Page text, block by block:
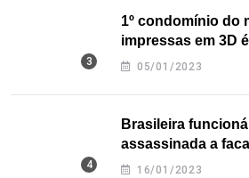
1º condomínio do
impressas em 3D
Texas
05/01/2023
Brasileira
assassinada a
16/01/2023